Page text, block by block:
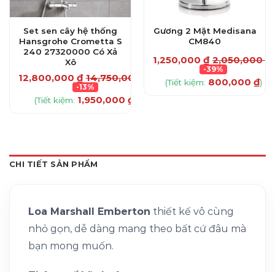
Set sen cây hệ thống
Hansgrohe Crometta S
240 27320000 Có Xả
Xô
12,800,000 ₫ 14,750,000
-13%
(Tiết kiệm: 1,950,000₫
Gương 2 Mặt Medisana
CM840
1,250,000 ₫ 2,050,000₫
-39%
(Tiết kiệm: 800,000 ₫)
CHI TIẾT SẢN PHẨM
Loa Marshall Emberton thiết kế vô cùng
nhỏ gọn, dễ dàng mang theo bất cứ đâu mà
bạn mong muốn.